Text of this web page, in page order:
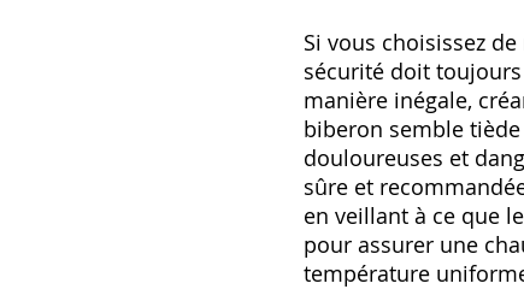
Si vous choisissez
sécurité doit
manière inégale‚
biberon semble
douloureuses et
sûre et
en veillant à ce que
pour assurer une
température